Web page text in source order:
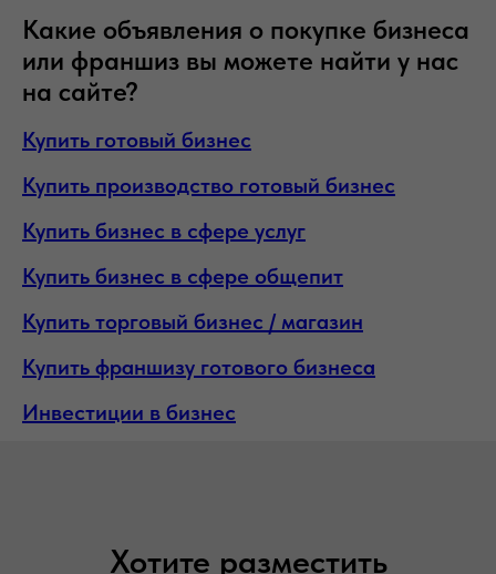
Какие объявления о покупке бизнеса
или франшиз вы можете найти у нас
на сайте?
Купить готовый бизнес
Купить производство готовый бизнес
Купить бизнес в сфере услуг
Купить бизнес в сфере общепит
Купить торговый бизнес / магазин
Купить франшизу готового бизнеса
Инвестиции в бизнес
Хотите разместить